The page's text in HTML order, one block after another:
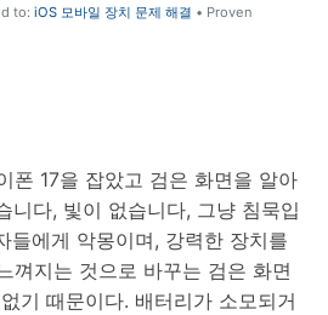
to: iOS 모바일 장치 문제 해결 • Proven
폰 17을 잡았고 검은 화면을 알아
니다, 빛이 없습니다, 그냥 침묵입
들에게 악몽이며, 강력한 장치를
껴지는 것으로 바꾸는 검은 화면
기 때문이다. 배터리가 소모되거